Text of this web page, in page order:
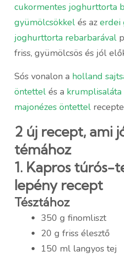
cukormentes joghurttorta
gyümölcsökkel és az erdei
joghurttorta rebarbarával
friss, gyümölcsös és jól
Sós vonalon a holland
öntettel és a
majonézes öntettel
2 új recept, ami
témához
1. Kapros túrós-
lepény recept
Tésztához
350 g finomliszt
20 g friss élesztő
150 ml langyos tej